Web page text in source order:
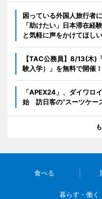
困っている外国人旅行者
「助けたい」日本滞在経
と気軽に声をかけてほしい
【TAC公務員】8/13(木)
験入学）」を無料で開催
「APEX24」、ダイワロ
始 訪日客の“スーツケー
食べる
暮らす・働く